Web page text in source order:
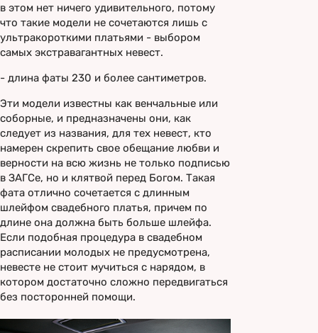
в этом нет ничего удивительного, потому
что такие модели не сочетаются лишь с
ультракороткими платьями - выбором
самых экстравагантных невест.
- длина фаты 230 и более сантиметров.
Эти модели известны как венчальные или
соборные, и предназначены они, как
следует из названия, для тех невест, кто
намерен скрепить свое обещание любви и
верности на всю жизнь не только подписью
в ЗАГСе, но и клятвой перед Богом. Такая
фата отлично сочетается с длинным
шлейфом свадебного платья, причем по
длине она должна быть больше шлейфа.
Если подобная процедура в свадебном
расписании молодых не предусмотрена,
невесте не стоит мучиться с нарядом, в
котором достаточно сложно передвигаться
без посторонней помощи.